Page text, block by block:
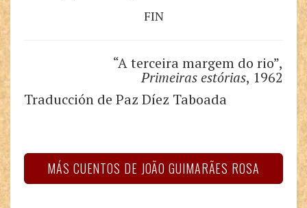
FIN
“A terceira margem do rio”,
Primeiras estórias, 1962
Traducción de Paz Díez Taboada
MÁS CUENTOS DE JOÃO GUIMARÃES ROSA